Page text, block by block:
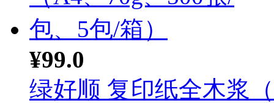
¥99.0
绿好顺 复印纸全木浆